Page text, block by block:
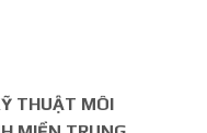
THUẬT MÔI